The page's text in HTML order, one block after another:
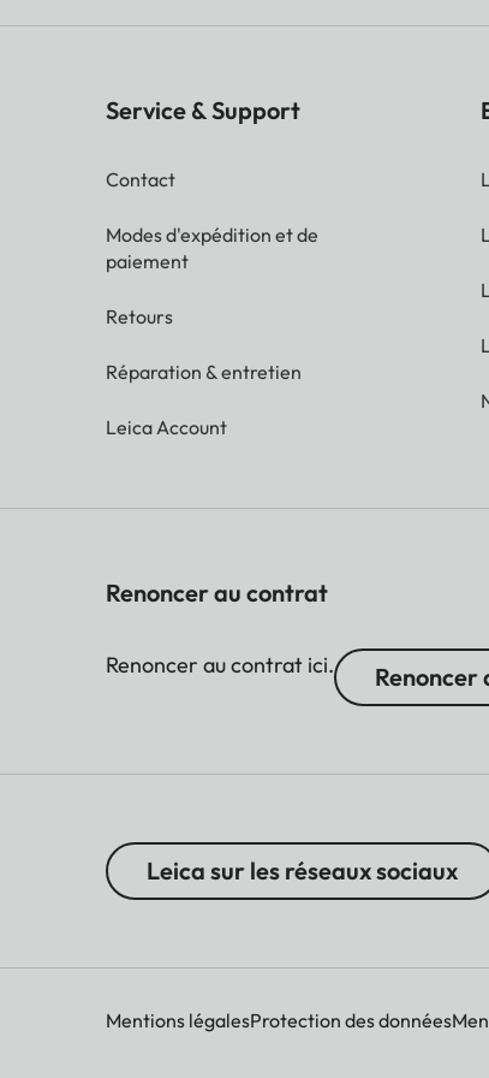
Service & Support
Contact
Modes d'expédition et de
paiement
Retours
Réparation & entretien
Leica Account
Renoncer au contrat
Renoncer au contrat ici.
Leica sur les réseaux sociaux
Mentions légalesProtection des données